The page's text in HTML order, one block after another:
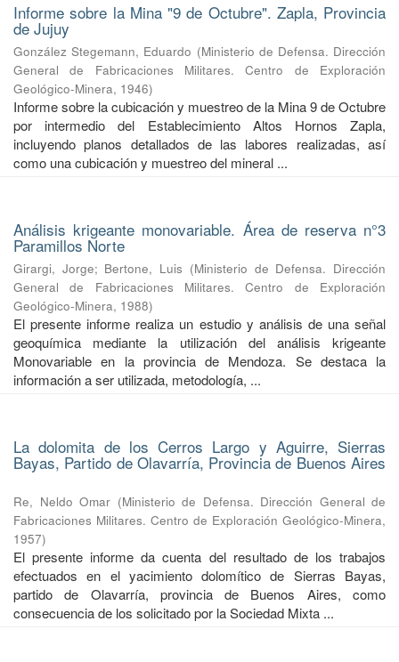
Informe sobre la Mina "9 de Octubre". Zapla, Provincia
de Jujuy
González Stegemann, Eduardo (Ministerio de Defensa. Dirección
General de Fabricaciones Militares. Centro de Exploración
Geológico-Minera, 1946)
Informe sobre la cubicación y muestreo de la Mina 9 de Octubre
por intermedio del Establecimiento Altos Hornos Zapla,
incluyendo planos detallados de las labores realizadas, así
como una cubicación y muestreo del mineral ...
Análisis krigeante monovariable. Área de reserva n°3
Paramillos Norte
Girargi, Jorge; Bertone, Luis (Ministerio de Defensa. Dirección
General de Fabricaciones Militares. Centro de Exploración
Geológico-Minera, 1988)
El presente informe realiza un estudio y análisis de una señal
geoquímica mediante la utilización del análisis krigeante
Monovariable en la provincia de Mendoza. Se destaca la
información a ser utilizada, metodología, ...
La dolomita de los Cerros Largo y Aguirre, Sierras
Bayas, Partido de Olavarría, Provincia de Buenos Aires
Re, Neldo Omar (Ministerio de Defensa. Dirección General de
Fabricaciones Militares. Centro de Exploración Geológico-Minera,
1957)
El presente informe da cuenta del resultado de los trabajos
efectuados en el yacimiento dolomítico de Sierras Bayas,
partido de Olavarría, provincia de Buenos Aires, como
consecuencia de los solicitado por la Sociedad Mixta ...